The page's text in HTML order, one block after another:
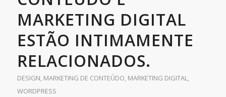
MARKETING DIGITAL
ESTÃO INTIMAMENTE
RELACIONADOS.
DESIGN, MARKETING DE CONTEÚDO, MARKETING DIGITAL,
WORDPRESS